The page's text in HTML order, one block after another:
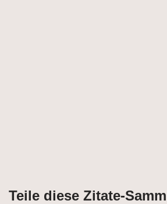
Teile diese Zitate-